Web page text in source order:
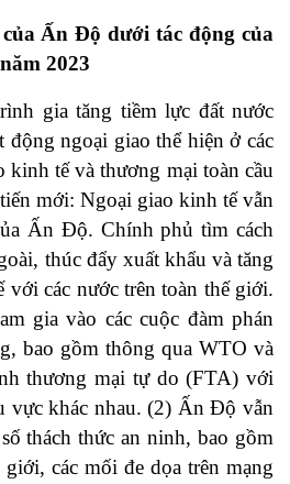
Ấn Độ dưới tác động của
2023
gia tăng tiềm lực đất nước
động ngoại giao thể hiện ở các
kinh tế và thương mại toàn cầu
mới: Ngoại giao kinh tế vẫn
Ấn Độ. Chính phủ tìm cách
thúc đẩy xuất khẩu và tăng
với các nước trên toàn thế giới.
gia vào các cuộc đàm phán
bao gồm thông qua WTO và
thương mại tự do (FTA) với
vực khác nhau. (2) Ấn Độ vẫn
thách thức an ninh, bao gồm
các mối đe dọa trên mạng